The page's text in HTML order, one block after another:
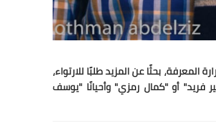
بحثًا عن المزيد طلبًا للارتواء،
فريد" أو "كمال رمزي" وأحيانًا "يوسف